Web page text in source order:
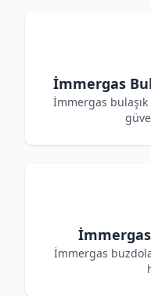
İmmergas
İmmergas bulaşık
İmmergas
İmmergas